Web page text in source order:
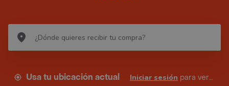
Usa tu ubicación actual Iniciar sesión para ver tus direcciones